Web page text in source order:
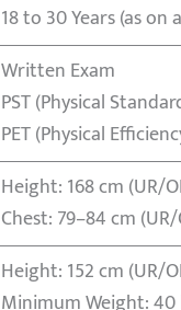
18 to 30 Years (as
Written Exam
PST (Physical
PET (Physical
Height: 168 cm (UR/
Chest: 79–84 cm
Height: 152 cm (UR/
Minimum Weight: 40